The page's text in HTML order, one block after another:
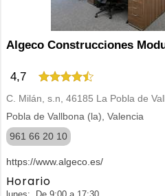
Algeco Construcciones
4,7
C. Milán, s.n, 46185 La Pobla de
Pobla de Vallbona (la), Valencia
961 66 20 10
https://www.algeco.es/
Horario